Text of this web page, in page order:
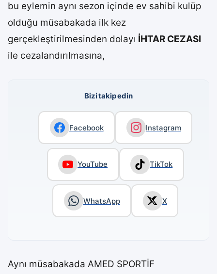
bu eylemin aynı sezon içinde ev sahibi kulüp
olduğu müsabakada ilk kez
gerçekleştirilmesinden dolayı İHTAR CEZASI
ile cezalandırılmasına,
Bizi takip edin
Facebook Instagram
YouTube TikTok
WhatsApp X
Aynı müsabakada AMED SPORTİF